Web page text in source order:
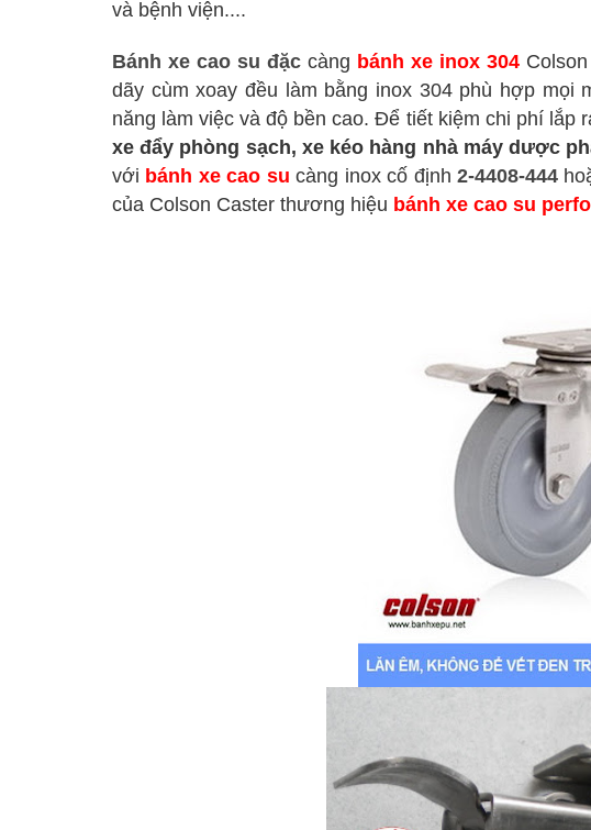
và bệnh viện....
Bánh xe cao su đặccàng bánh xe inox 304Colson
dãy cùm xoay đều làm bằng inox 304 phù hợp mọi
năng làm việc và độ bền cao. Để tiết kiệm chi phí lắp
xe đẩy phòng sạch, xe kéo hàng nhà máy dược
với bánh xe cao su càng inox cố định2-4408-444
của Colson Caster thương hiệu bánh xe cao su